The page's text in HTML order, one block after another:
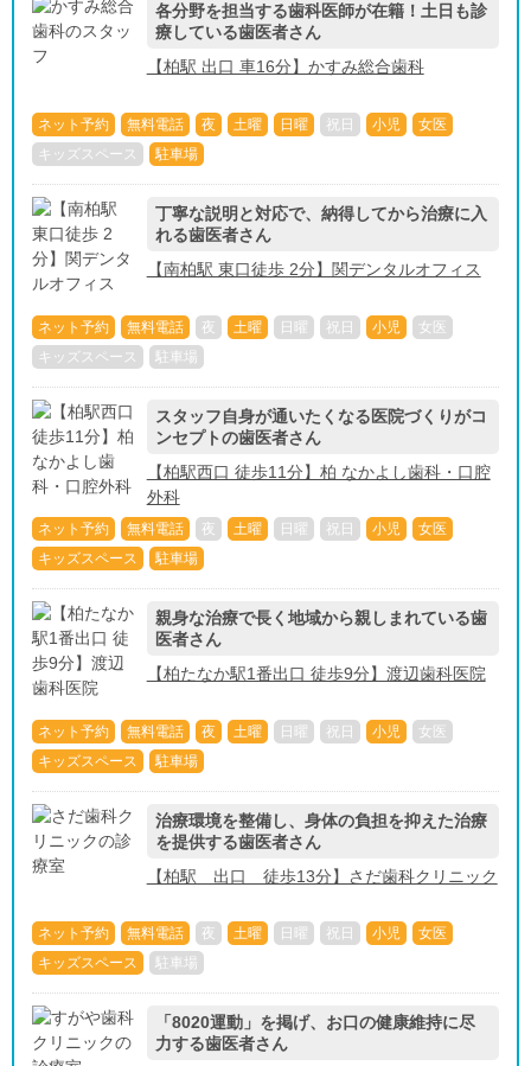
各分野を担当する歯科医師が在籍！土日も診
療している歯医者さん
【柏駅 出口 車16分】かすみ総合歯科
ネット予約 無料電話 夜 土曜 日曜 祝日 小児
女医
キッズスペース
駐車場
丁寧な説明と対応で、納得してから治療に入
れる歯医者さん
【南柏駅 東口徒歩 2分】関デンタルオフィス
ネット予約 無料電話 夜 土曜 日曜 祝日 小児
女医
キッズスペース
駐車場
スタッフ自身が通いたくなる医院づくりがコ
ンセプトの歯医者さん
【柏駅西口 徒歩11分】柏 なかよし歯科・口腔
外科
ネット予約 無料電話 夜 土曜 日曜 祝日 小児
女医
キッズスペース
駐車場
親身な治療で長く地域から親しまれている歯
医者さん
【柏たなか駅1番出口 徒歩9分】渡辺歯科医院
ネット予約 無料電話 夜 土曜 日曜 祝日 小児
女医
キッズスペース
駐車場
治療環境を整備し、身体の負担を抑えた治療
を提供する歯医者さん
【柏駅 出口 徒歩13分】さだ歯科クリニック
ネット予約 無料電話 夜 土曜 日曜 祝日 小児
女医
キッズスペース
駐車場
「8020運動」を掲げ、お口の健康維持に尽
力する歯医者さん